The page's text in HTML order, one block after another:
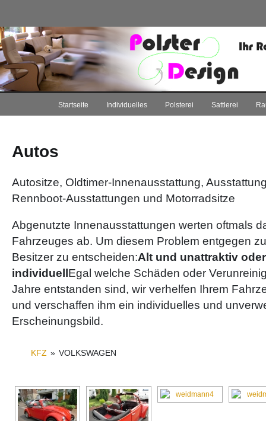
Startseite Individuelles Polsterei Sattlerei
Autos
Autositze, Oldtimer-Innenausstattung,
Rennboot-Ausstattungen und Motorradsitze
Abgenutzte Innenausstattungen werten oftmals
Fahrzeuges ab. Um diesem Problem entgegen
Besitzer zu entscheiden:Alt und unattraktiv
individuell Egal welche Schäden oder
Jahre entstanden sind, wir verhelfen Ihrem
und verschaffen ihm ein individuelles und
Erscheinungsbild.
KFZ » VOLKSWAGEN